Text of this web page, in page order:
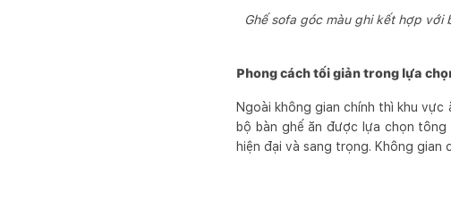
Ghế sofa góc màu ghi kết hợp với
Phong cách tối giản trong lựa
Ngoài không gian chính thì khu
bộ bàn ghế ăn được lựa chọn tông
hiện đại và sang trọng. Không